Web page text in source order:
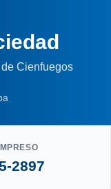
Cienfuegos
2897